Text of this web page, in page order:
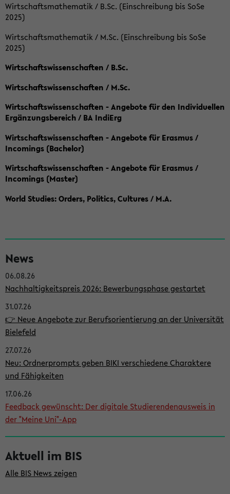
Wirtschaftsmathematik / B.Sc. (Einschreibung bis SoSe
2025)
Wirtschaftsmathematik / M.Sc. (Einschreibung bis SoSe
2025)
Wirtschaftswissenschaften / B.Sc.
Wirtschaftswissenschaften / M.Sc.
Wirtschaftswissenschaften - Angebote für den Individuellen
Ergänzungsbereich / BA IndiErg
Wirtschaftswissenschaften - Angebote für Erasmus /
Incomings (Bachelor)
Wirtschaftswissenschaften - Angebote für Erasmus /
Incomings (Master)
World Studies: Orders, Politics, Cultures / M.A.
e
i
t
e
n
l
e
i
s
t
e
News
06.08.26
Nachhaltigkeitspreis 2026: Bewerbungsphase gestartet
31.07.26
👉 Neue Angebote zur Berufsorientierung an der Universität
Bielefeld
27.07.26
Neu: Ordnerprompts geben BIKI verschiedene Charaktere
und Fähigkeiten
17.06.26
Feedback gewünscht: Der digitale Studierendenausweis in
der "Meine Uni"-App
Aktuell im BIS
Alle BIS News zeigen